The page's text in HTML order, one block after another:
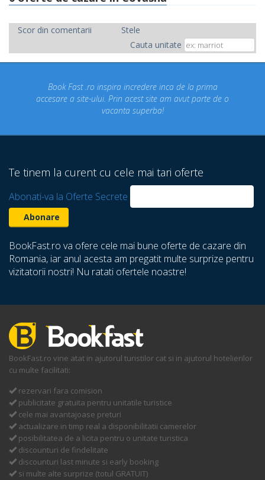
Scor din comentarii
Stele
Cauta unitate
Book Fast .ro inspira incredere inca de la prima
a site-ului. Prin acest site am avut parte de o
vacanta superba!
Te tinem la curent cu cele mai tari oferte
Abonati-va la Oferte Secrete
BookFast.ro va ofere cele mai bune oferte de cazare din
Romania, iar anul acesta am pregatit multe surprize pentru
vizitatorii nostri! Nu ratati ofertele noastre!
BookFast.ro vine atat in ajutorul turistilor cat si in ajutorul hotelierilor
cu multe facilitati:
rezervari fara comision
publicitate gratuita pentru unitatile turistice
cele mai avantajoase preturi
actualizare in timp real a disponibilitatii camerelor
posibilitatea de a licita pentru o unitate turistica
discounturi de findelitate
discounturi last minute si early booking
si multe alte surprize (totul GRATUIT)